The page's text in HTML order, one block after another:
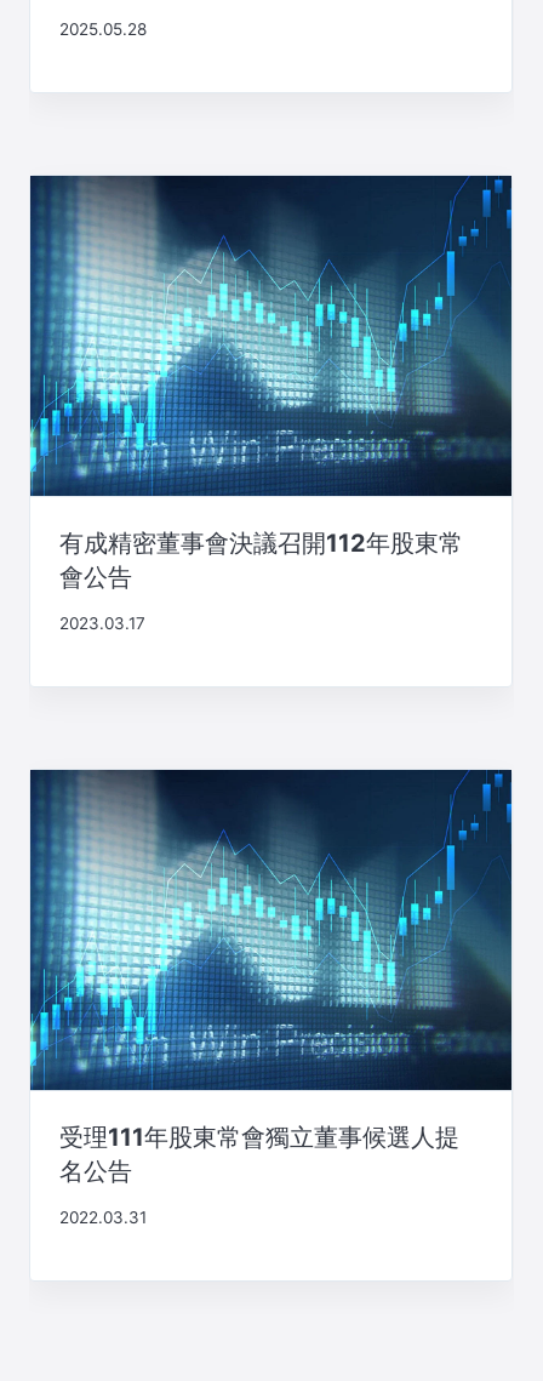
2025.05.28
有成精密董事會決議召開112年股東常
會公告
2023.03.17
受理111年股東常會獨立董事候選人提
名公告
2022.03.31